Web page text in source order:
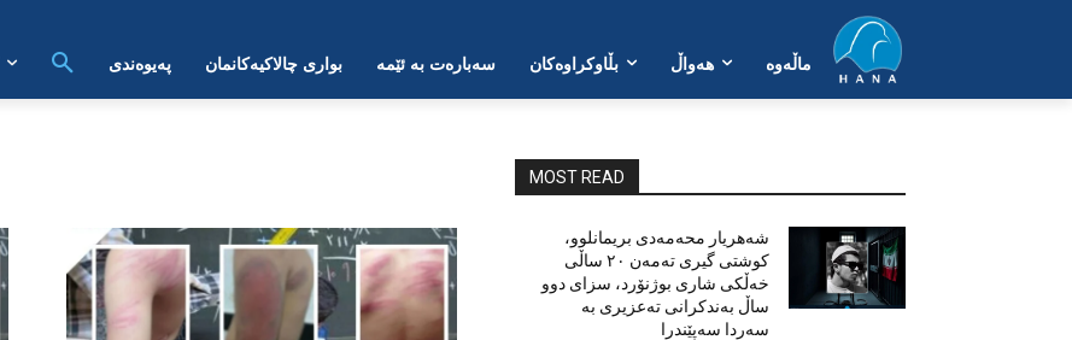
ماڵەوە هەواڵ بڵاوکراوەکان سەبارەت بە ئێمە بواری چالاکیەکانمان پەیوەندی
MOST READ
شەهریار محەمەدی بریمانلوو،
کوشتی گیری تەمەن ٢٠ ساڵی
خەڵکی شاری بوژنۆرد، سزای دوو
ساڵ بەندکرانی تەعزیری بە
سەردا سەپێندرا